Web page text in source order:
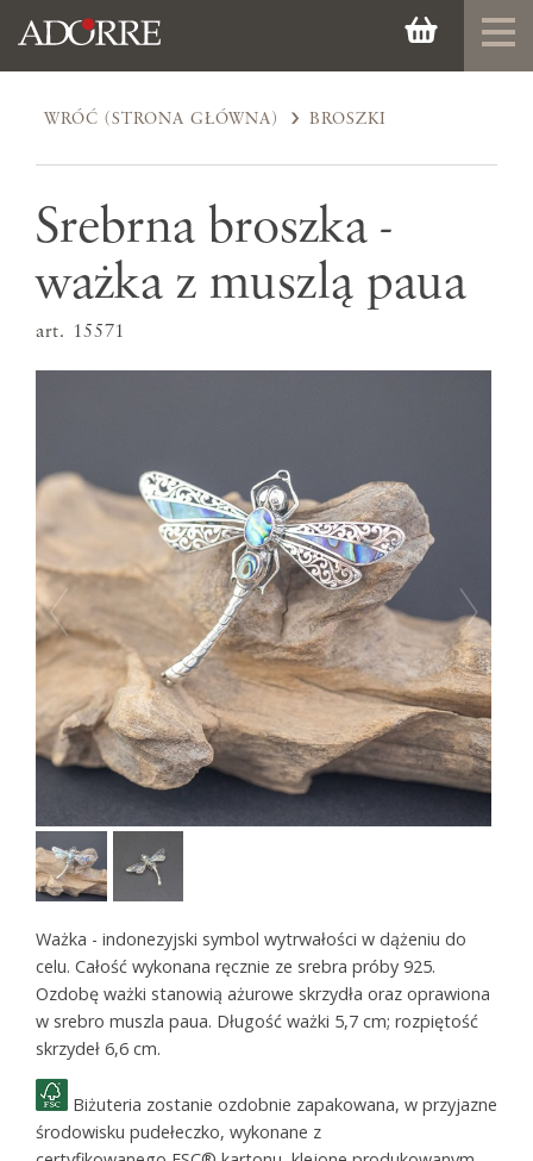
WRÓĆ (STRONA GŁÓWNA) BROSZKI
Srebrna broszka -
ważka z muszlą paua
art. 15571
Ważka - indonezyjski symbol wytrwałości w dążeniu do
celu. Całość wykonana ręcznie ze srebra próby 925.
Ozdobę ważki stanowią ażurowe skrzydła oraz oprawiona
w srebro muszla paua. Długość ważki 5,7 cm; rozpiętość
skrzydeł 6,6 cm.
Biżuteria zostanie ozdobnie zapakowana, w przyjazne
środowisku pudełeczko, wykonane z